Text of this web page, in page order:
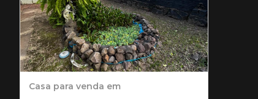
Casa para venda em